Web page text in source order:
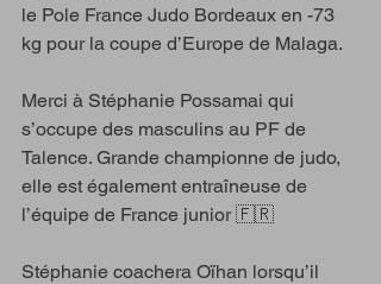
le Pole France Judo Bordeaux en -73
kg pour la coupe d’Europe de Malaga.
Merci à Stéphanie Possamai qui
s’occupe des masculins au PF de
Talence. Grande championne de judo,
elle est également entraîneuse de
l’équipe de France junior 🇫🇷
Stéphanie coachera Oïhan lorsqu’il